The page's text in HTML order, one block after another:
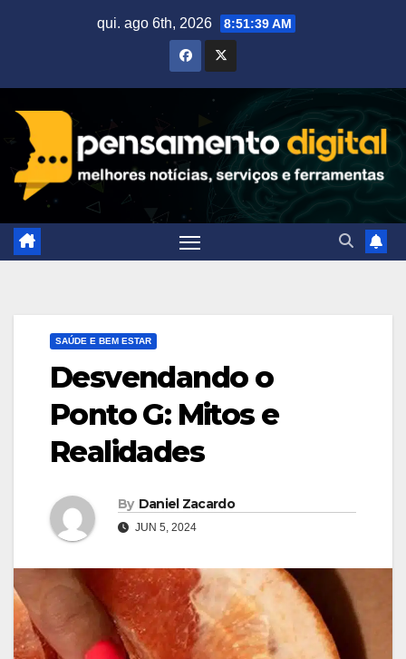
qui. ago 6th, 2026 8:51:40 AM
SAÚDE E BEM ESTAR
Desvendando o
Ponto G: Mitos e
Realidades
By Daniel Zacardo
JUN 5, 2024